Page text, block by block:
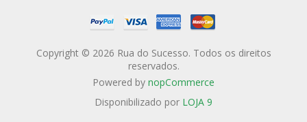
Copyright © 2026 Rua do Sucesso. Todos os direitos
reservados.
Powered by nopCommerce
Disponibilizado por LOJA 9